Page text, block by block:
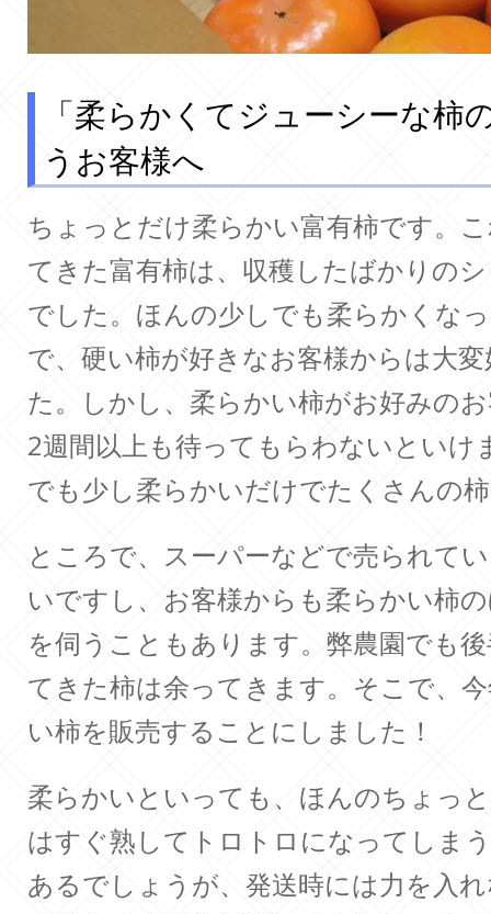
「柔らかくてジューシーな柿
うお客様へ
ちょっとだけ柔らかい富有柿です。
てきた富有柿は、収穫したばかりの
でした。ほんの少しでも柔らかくな
で、硬い柿が好きなお客様からは大
た。しかし、柔らかい柿がお好みの
2週間以上も待ってもらわないといけ
でも少し柔らかいだけでたくさんの
ところで、スーパーなどで売られて
いですし、お客様からも柔らかい柿
を伺うこともあります。弊農園でも
てきた柿は余ってきます。そこで、
い柿を販売することにしました！
柔らかいといっても、ほんのちょっ
はすぐ熟してトロトロになってしま
あるでしょうが、発送時には力を入